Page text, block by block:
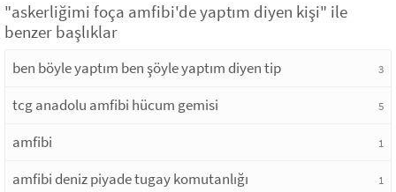
"askerliğimi foça amfibi'de yaptım diyen kişi" ile
benzer başlıklar
ben böyle yaptım ben şöyle yaptım diyen tip 3
tcg anadolu amfibi hücum gemisi 5
amfibi 1
amfibi deniz piyade tugay komutanlığı 1